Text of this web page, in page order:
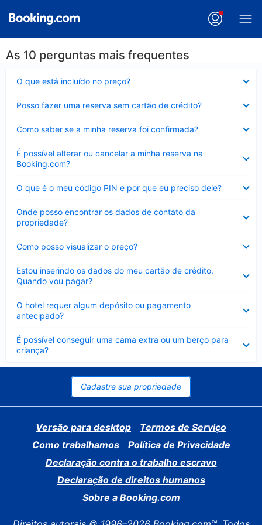
As 10 perguntas mais frequentes
O que está incluído no preço?
Posso fazer uma reserva sem cartão de crédito?
Como saber se a minha reserva foi confirmada?
É possível alterar ou cancelar a minha reserva na
Booking.com?
Contraído
O que é o meu código PIN e por que eu preciso dele?
Onde posso encontrar os dados de contato da
propriedade?
Como posso visualizar o preço?
Estou inserindo os dados do meu cartão de crédito.
Quando vou pagar?
O hotel requer algum depósito ou pagamento
antecipado?
É possível conseguir uma cama extra ou um berço para
criança?
Contraído
Cadastre sua propriedade
Versão para desktop
Termos de Serviço
Como trabalhamos
Política de Privacidade
Declaração contra o trabalho escravo
Declaração de direitos humanos
Sobre a Booking.com